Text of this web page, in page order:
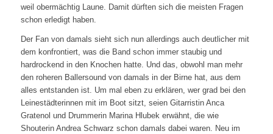
weil obermächtig Laune. Damit dürften sich die meisten Fragen
schon erledigt haben.
Der Fan von damals sieht sich nun allerdings auch deutlicher mit
dem konfrontiert, was die Band schon immer staubig und
hardrockend in den Knochen hatte. Und das, obwohl man mehr
den roheren Ballersound von damals in der Birne hat, aus dem
alles entstanden ist. Um mal eben zu erklären, wer grad bei den
Leinestädterinnen mit im Boot sitzt, seien Gitarristin Anca
Gratenol und Drummerin Marina Hlubek erwähnt, die wie
Shouterin Andrea Schwarz schon damals dabei waren. Neu im